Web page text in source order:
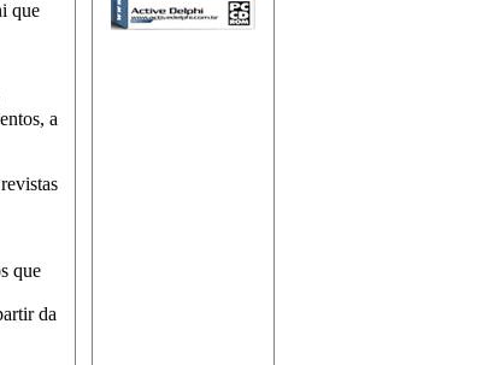
que
a
que
da